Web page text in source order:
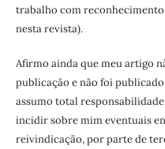
trabalho com
nesta revista).
Afirmo ainda que meu artigo
publicação e não foi
assumo total
incidir sobre mim eventuais
reivindicação, por parte de